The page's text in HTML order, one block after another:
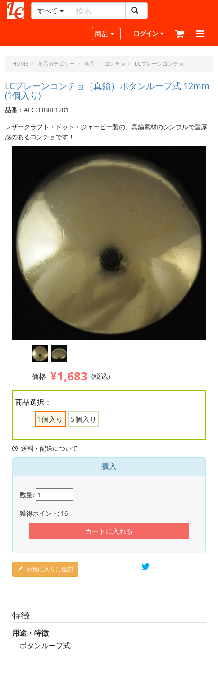
ー
ラ
ト・
ド
ッ
ト・
ジ
ェ
ー
すべて
Toggle navigation
商品 ログイン
HOME 商品カテゴリー 金具 コンチョ LCプレーンコンチョ
LCプレーンコンチョ（真鍮）ボタンループ式 12mm
(1個入り)
品番：#LCCHBRL1201
レザークラフト・ドット・ジェーピー製の、真鍮素材のシンプルで重厚
感のあるコンチョです！
価格 ¥1,683 (税込)
商品選択：
1個入り
5個入り
送料・配送について
購入
数量:
獲得ポイント: 16
カートに入れる
お気に入りに追加
特徴
用途・特徴
ボタンループ式